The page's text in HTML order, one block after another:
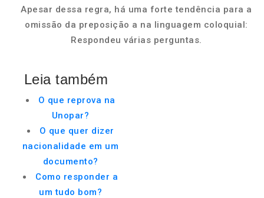
Apesar dessa regra, há uma forte tendência para a
omissão da preposição a na linguagem coloquial:
Respondeu várias perguntas.
Leia também
O que reprova na
Unopar?
O que quer dizer
nacionalidade em um
documento?
Como responder a
um tudo bom?